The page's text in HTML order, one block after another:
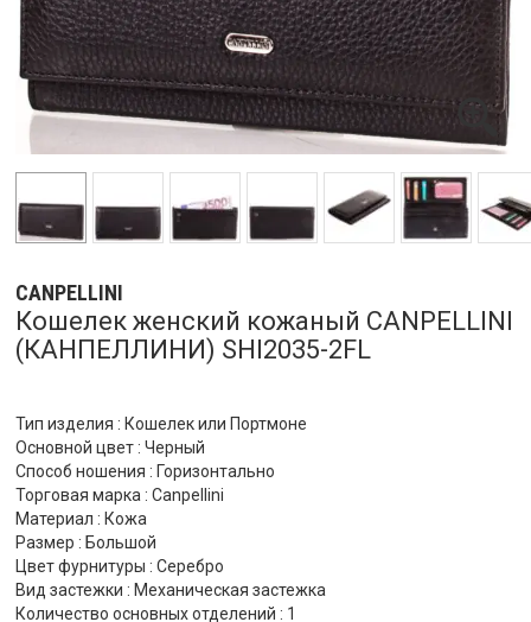
CANPELLINI
Кошелек женский кожаный CANPELLINI
(КАНПЕЛЛИНИ) SHI2035-2FL
Тип изделия : Кошелек или Портмоне
Основной цвет : Черный
Способ ношения : Горизонтально
Торговая марка : Canpellini
Материал : Кожа
Размер : Большой
Цвет фурнитуры : Серебро
Вид застежки : Механическая застежка
Количество основных отделений : 1